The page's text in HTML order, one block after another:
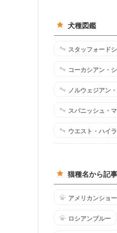
犬種図鑑
スタッフォード
コーカシアン・
ノルウェジアン
スパニッシュ・
ウエスト・ハイ
猫種名から記
アメリカンショ
ロシアンブルー